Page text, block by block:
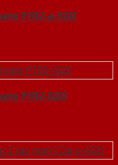
P1R2-a-SGD
P1R2-SGD